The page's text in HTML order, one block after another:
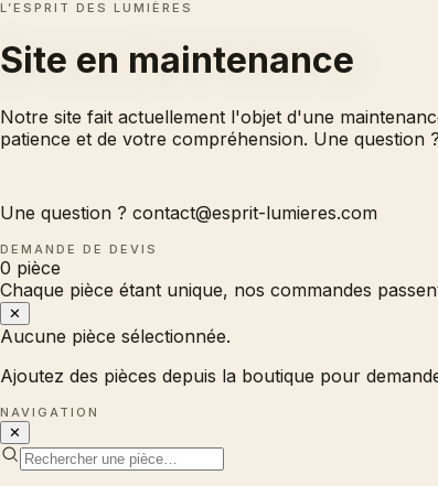
L’ESPRIT DES LUMIÈRES
Site en maintenance
Notre site fait actuellement l'objet d'une
patience et de votre compréhension. Une question
Une question ? contact@esprit-lumieres.com
DEMANDE DE DEVIS
0 pièce
Chaque pièce étant unique, nos commandes
✕
Aucune pièce sélectionnée.
Ajoutez des pièces depuis la boutique pour
NAVIGATION
✕